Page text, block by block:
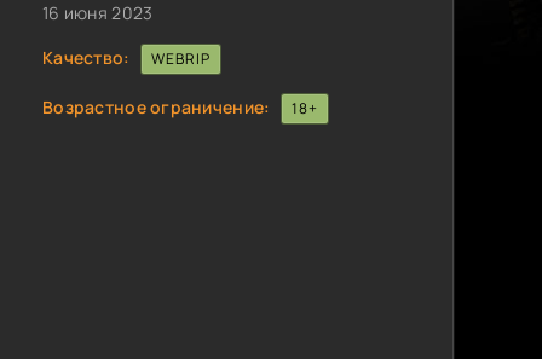
16 июня 2023
Качество:
WEBRIP
Возрастное ограничение: 18+